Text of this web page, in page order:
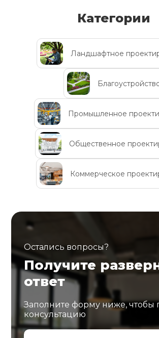
Категории
Ландшафтное
Промышленное
Общественное
Коммерческое
Остались вопросы?
Получите
ответ
Заполните форму ниже, чтобы
консультацию